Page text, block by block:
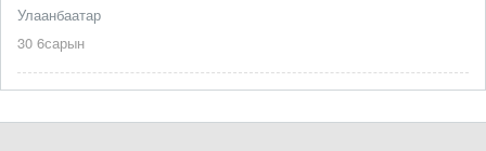
Улаанбаатар
30 6сарын